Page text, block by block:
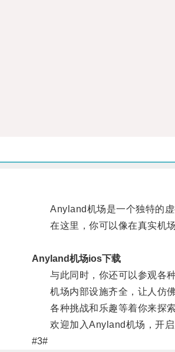
Anyland机场是一个独特的虚
在这里，你可以像在真实机场
Anyland机场ios下载
与此同时，你还可以参观各种
机场内部设施齐全，让人仿佛
各种挑战和乐趣等着你来探索
欢迎加入Anyland机场，开启
#3#